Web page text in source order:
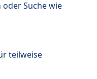
Suche wie
teilweise